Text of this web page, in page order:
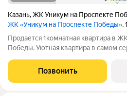
Казань,ЖК Уникум на Проспекте
ЖК «Уникум на Проспекте Победы»,
Продается 1комнатная квартира в
Победы. Уютная квартира в самом
пешком, аэропорт 25 минут на авто. Рядом фитнес-клубы,
медицинские центры и
Позвонить